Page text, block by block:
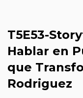
T5E53-
Hablar en
que
Rodriguez